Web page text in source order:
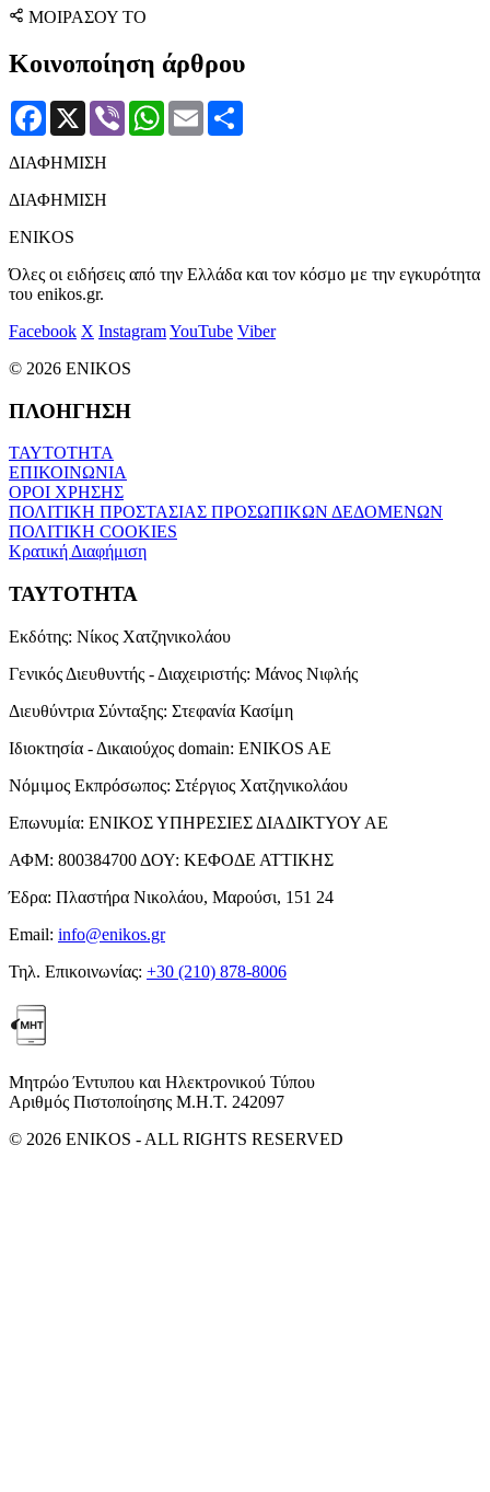
ΜΟΙΡΑΣΟΥ ΤΟ
Κοινοποίηση άρθρου
Facebook
X Viber WhatsApp
Email
ΔΙΑΦΗΜΙΣΗ
ΔΙΑΦΗΜΙΣΗ
ENIKOS
Όλες οι ειδήσεις από την Ελλάδα και τον κόσμο με την εγκυρότητα
του enikos.gr.
Facebook X InstagramYouTube Viber
© 2026 ENIKOS
ΠΛΟΗΓΗΣΗ
ΤΑΥΤΟΤΗΤΑ
ΕΠΙΚΟΙΝΩΝΙΑ
ΟΡΟΙ ΧΡΗΣΗΣ
ΠΟΛΙΤΙΚΗ ΠΡΟΣΤΑΣΙΑΣ ΠΡΟΣΩΠΙΚΩΝ ΔΕΔΟΜΕΝΩΝ
ΠΟΛΙΤΙΚΗ COOKIES
Κρατική Διαφήμιση
ΤΑΥΤΟΤΗΤΑ
Εκδότης: Νίκος Χατζηνικολάου
Γενικός Διευθυντής - Διαχειριστής: Μάνος Νιφλής
Διευθύντρια Σύνταξης: Στεφανία Κασίμη
Ιδιοκτησία - Δικαιούχος domain: ENIKOS AE
Νόμιμος Εκπρόσωπος: Στέργιος Χατζηνικολάου
Επωνυμία: ΕΝΙΚΟΣ ΥΠΗΡΕΣΙΕΣ ΔΙΑΔΙΚΤΥΟΥ ΑΕ
ΑΦΜ: 800384700 ΔΟΥ: ΚΕΦΟΔΕ ΑΤΤΙΚΗΣ
Έδρα: Πλαστήρα Νικολάου, Μαρούσι, 151 24
Email: info@enikos.gr
Τηλ. Επικοινωνίας: +30 (210) 878-8006
Μητρώο Έντυπου και Ηλεκτρονικού Τύπου
Αριθμός Πιστοποίησης Μ.Η.Τ. 242097
© 2026 ENIKOS - ALL RIGHTS RESERVED